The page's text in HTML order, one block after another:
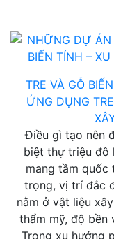
TRE VÀ GỖ
ỨNG DỤNG
Điều gì tạo nên
biệt thự triệu đô
mang tầm quốc
trọng, vị trí đắc
nằm ở vật liệu
thẩm mỹ, độ bền
Trong xu hướng